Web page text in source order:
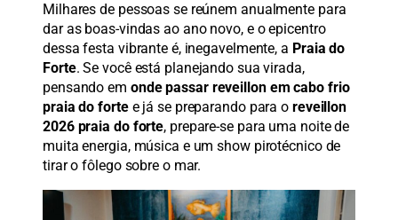
Milhares de pessoas se reúnem anualmente para
dar as boas-vindas ao ano novo, e o epicentro
dessa festa vibrante é, inegavelmente, a Praia do
Forte. Se você está planejando sua virada,
pensando em onde passar reveillon em cabo frio
praia do fortee já se preparando para o reveillon
2026 praia do forte, prepare-se para uma noite de
muita energia, música e um show pirotécnico de
tirar o fôlego sobre o mar.